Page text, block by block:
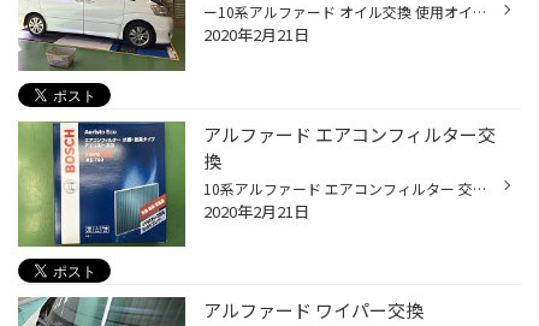
ー10系アルファード オイル交換 使用オイル エコロード 5W30 オイルフィルタ– T−06
2020年2月21日
アルファード エアコンフィルター交
換
10系アルファード エアコンフィルター 交換 使った商品 BOSCH アエリストエコ AE-T02
2020年2月21日
アルファード ワイパー交換